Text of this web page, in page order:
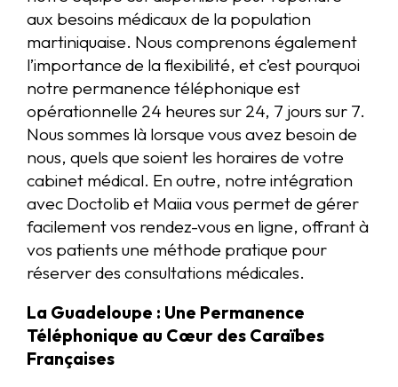
aux besoins médicaux de la population
martiniquaise. Nous comprenons également
l’importance de la flexibilité, et c’est pourquoi
notre permanence téléphonique est
opérationnelle 24 heures sur 24, 7 jours sur 7.
Nous sommes là lorsque vous avez besoin de
nous, quels que soient les horaires de votre
cabinet médical. En outre, notre intégration
avec Doctolib et Maiia vous permet de gérer
facilement vos rendez-vous en ligne, offrant à
vos patients une méthode pratique pour
réserver des consultations médicales.
La Guadeloupe : Une Permanence
Téléphonique au Cœur des Caraïbes
Françaises